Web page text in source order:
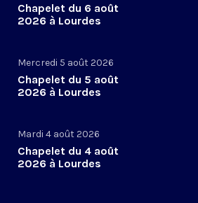
Chapelet du 6 août
2026 à Lourdes
Mercredi 5 août 2026
Chapelet du 5 août
2026 à Lourdes
Mardi 4 août 2026
Chapelet du 4 août
2026 à Lourdes